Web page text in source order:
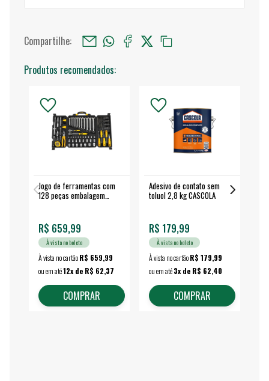
Compartilhe:
Produtos recomendados:
Jogo de ferramentas com
128 peças embalagem
R$ 659,99
À vista no boleto
À vista no cartãoR$ 659,99
ou em até12x de R$ 62,37
COMPRAR
Adesivo de contato sem
toluol 2,8 kg CASCOLA
R$ 179,99
À vista no boleto
À vista no cartãoR$ 179,99
ou em até3x de R$ 62,40
COMPRAR